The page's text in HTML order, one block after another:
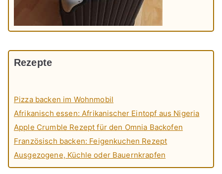
Rezepte
Pizza backen im Wohnmobil
Afrikanisch essen: Afrikanischer Eintopf aus Nigeria
Apple Crumble Rezept für den Omnia Backofen
Französisch backen: Feigenkuchen Rezept
Ausgezogene, Küchle oder Bauernkrapfen